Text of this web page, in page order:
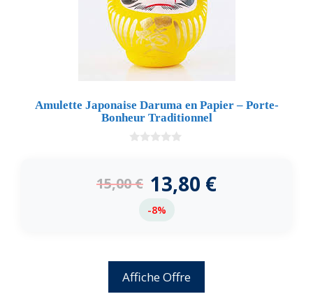
Amulette Japonaise Daruma en Papier – Porte-
Bonheur Traditionnel
5
15,00€ 13,80 €
-8%
Affiche Offre